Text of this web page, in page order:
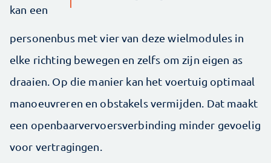
kan een
personenbus met vier van deze wielmodules in
elke richting bewegen en zelfs om zijn eigen as
draaien. Op die manier kan het voertuig optimaal
manoeuvreren en obstakels vermijden. Dat maakt
een openbaarvervoersverbinding minder gevoelig
voor vertragingen.